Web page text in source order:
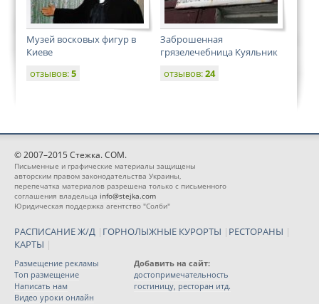
Музей восковых фигур в
Киеве
отзывов:5
Заброшенная
грязелечебница Куяльник
отзывов:24
© 2007–2015 Стежка. COM.
Письменные и графические материалы защищены
авторским правом законодательства Украины,
перепечатка материалов разрешена только с письменного
соглашения владельца info@stejka.com
Юридическая поддержка агентство "Солби"
РАСПИСАНИЕ Ж/Д | ГОРНОЛЫЖНЫЕ КУРОРТЫ | РЕСТОРАНЫ |
КАРТЫ |
Размещение рекламы
Топ размещение
Написать нам
Видео уроки онлайн
Добавить на сайт:
достопримечательность
гостиницу, ресторан итд.